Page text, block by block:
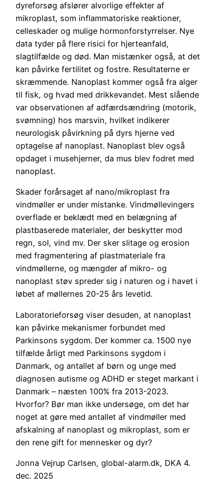
dyreforsøg afslører alvorlige effekter af
mikroplast, som inflammatoriske reaktioner,
celleskader og mulige hormonforstyrrelser. Nye
data tyder på flere risici for hjerteanfald,
slagtilfælde og død. Man mistænker også, at det
kan påvirke fertilitet og fostre. Resultaterne er
skræmmende. Nanoplast kommer også fra alger
til fisk, og hvad med drikkevandet. Mest slående
var observationen af adfærdsændring (motorik,
svømning) hos marsvin, hvilket indikerer
neurologisk påvirkning på dyrs hjerne ved
optagelse af nanoplast. Nanoplast blev også
opdaget i musehjerner, da mus blev fodret med
nanoplast.
Skader forårsaget af nano/mikroplast fra
vindmøller er under mistanke. Vindmøllevingers
overflade er beklædt med en belægning af
plastbaserede materialer, der beskytter mod
regn, sol, vind mv. Der sker slitage og erosion
med fragmentering af plastmateriale fra
vindmøllerne, og mængder af mikro- og
nanoplast støv spreder sig i naturen og i havet i
løbet af møllernes 20-25 års levetid.
Laboratorieforsøg viser desuden, at nanoplast
kan påvirke mekanismer forbundet med
Parkinsons sygdom. Der kommer ca. 1500 nye
tilfælde årligt med Parkinsons sygdom i
Danmark, og antallet af børn og unge med
diagnosen autisme og ADHD er steget markant i
Danmark – næsten 100% fra 2013-2023.
Hvorfor? Bør man ikke undersøge, om det har
noget at gøre med antallet af vindmøller med
afskalning af nanoplast og mikroplast, som er
den rene gift for mennesker og dyr?
Jonna Vejrup Carlsen, global-alarm.dk, DKA 4.
dec. 2025